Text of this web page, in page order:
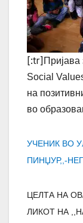
[:tr] Пријава
Social
на
во
УЧЕНИК ВО
ПИНЏУР,,-
ЦЕЛТА НА
ЛИКОТ НА